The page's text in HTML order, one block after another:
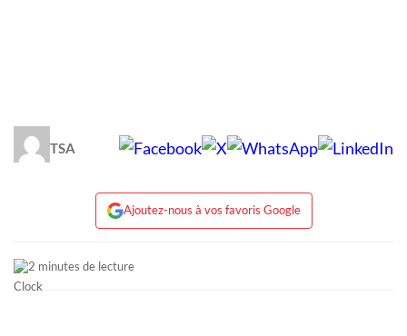
TSA
Ajoutez-nous à vos favoris Google
2 minutes de lecture